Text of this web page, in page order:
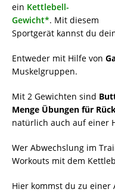
ein Kettlebell-
Gewicht*. Mit diesem
Sportgerät kannst du
Entweder mit Hilfe von
Muskelgruppen.
Mit 2 Gewichten sind
Menge Übungen für
natürlich auch auf einer
Wer Abwechslung im
Workouts mit dem
Hier kommst du zu einer